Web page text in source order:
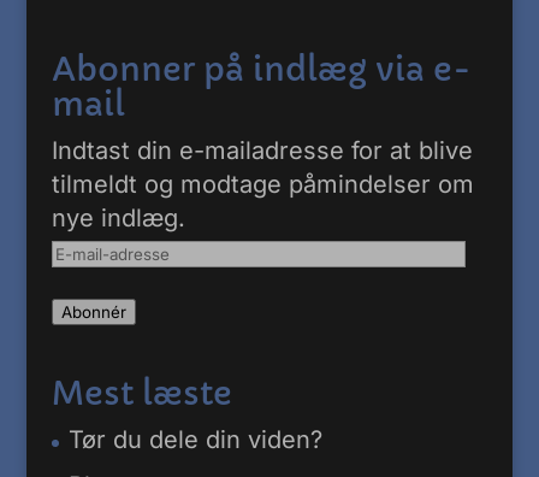
Abonner på indlæg via e-
mail
Indtast din e-mailadresse for at blive
tilmeldt og modtage påmindelser om
nye indlæg.
E-
adresse
Abonnér
Mest læste
Tør du dele din viden?